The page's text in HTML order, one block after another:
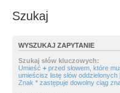
Szukaj
WYSZUKAJ ZAPYTANIE
Szukaj słów kluczowych:
Umieść + przed słowem, które
umieścisz listę słów oddzielonych
Znak * zastępuje dowolny ciąg